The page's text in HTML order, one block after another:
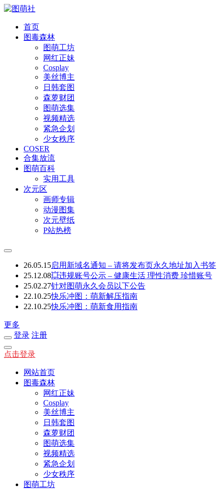
首页
图毒森林
图萌工坊
网红正妹
Cosplay
美丝博主
日韩套图
森萝财团
图萌选集
视频精选
紧急企划
少女秩序
COSER
合集放流
图萌百科
实用工具
次元区
画师专辑
动漫图集
次元壁纸
P站热榜
26.05.15启用新域名通知 – 请将发布页永久地址加入书签
25.12.08💥违规账号公示 – 健康生活 理性消费 珍惜账号
25.02.27针对图萌永久会员以下公告
22.10.25快乐冲图：萌新解压指南
22.10.25快乐冲图：萌新食用指南
更多
登录 注册
点击登录
网站首页
图毒森林
网红正妹
Cosplay
美丝博主
日韩套图
森萝财团
图萌选集
视频精选
紧急企划
少女秩序
图萌工坊